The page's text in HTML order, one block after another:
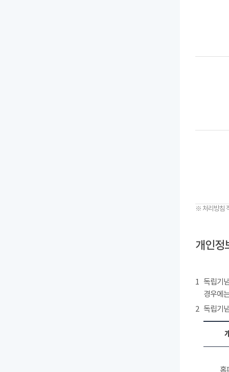
※ 처리방침
개인정
1 독립기
경우에
2 독립기
홈